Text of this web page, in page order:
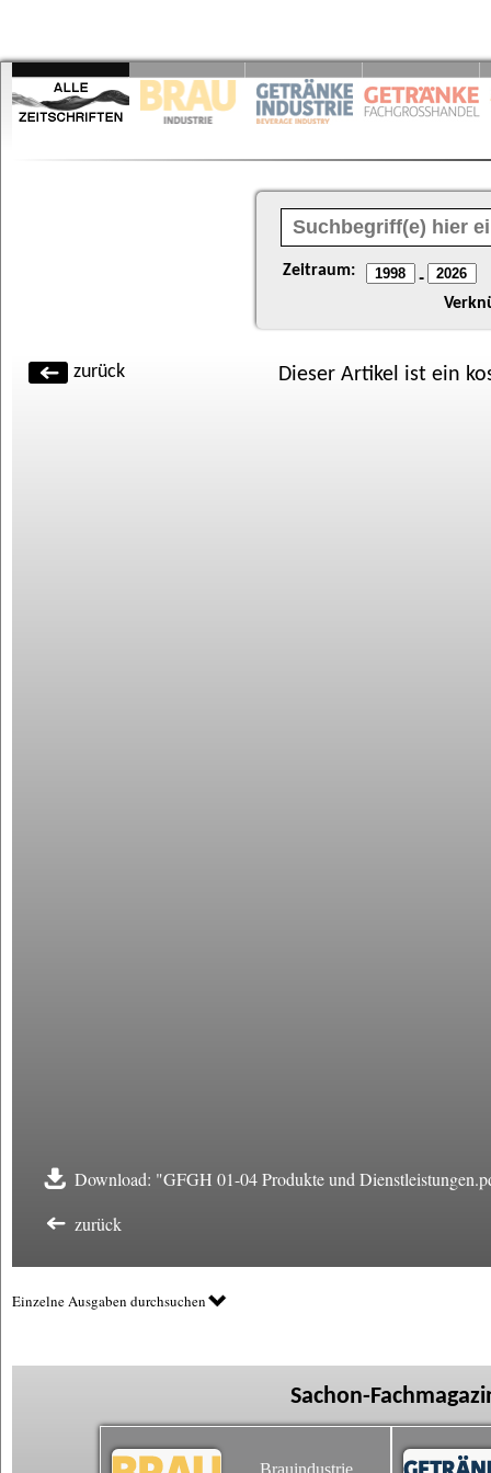
Zeitraum: -
zurück Dieser Artikel ist ein
Download: "GFGH 01-04 Produkte und
zurück
Einzelne Ausgaben durchsuchen
Sachon-
Brauindustrie